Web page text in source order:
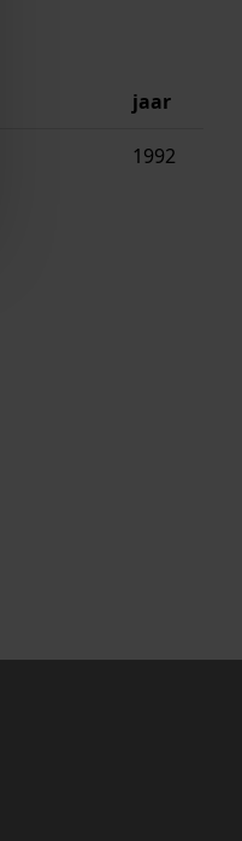
jaar
1992